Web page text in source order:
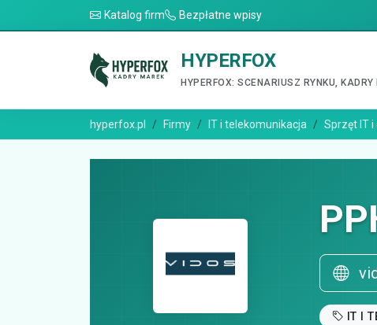
Katalog firm Bezpłatne wpisy
HYPERFOX
HYPERFOX: SCENARIUSZ RYNKU, KADRY
hyperfox.pl Firmy IT i telekomunikacja Sprzęt IT
IT I